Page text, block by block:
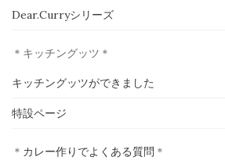
スパイスショッ
イベント
Dear.Curryシリーズ
＊キッチングッツ＊
キッチングッツができました
特設ページ
＊ カレー作りでよくある質問 ＊